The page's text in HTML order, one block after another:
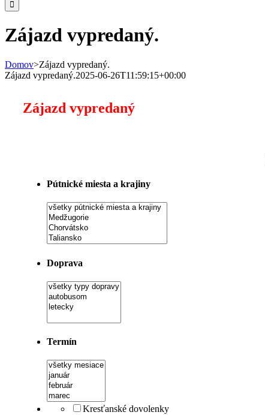
Zájazd vypredaný.
Domov>Zájazd vypredaný.
Zájazd vypredaný.2025-06-26T11:59:15+00:00
Zájazd vypredaný
Pútnické miesta a krajiny
Doprava
Termín
Kresťanské dovolenky